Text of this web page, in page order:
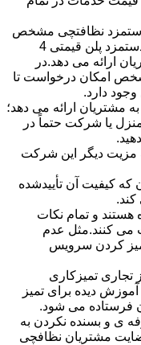
نظافتچی مشخص
کرده است.این شرکت برای تعیین دستمزد پلن قیمتی 4
به مشتریان ارائه می دهد.در
امکان درخواست تا
دارد.
خدمات 24 ساعته به مشتریان ارائه می دهد؛
یا شرکت حتماً در
مزیت دیگر این شرکت
کیفیت آن تأییدشده
هستند و تمام نکات
می کنند.مثل عدم
کردن سرویس
تجاری تمیزکاری
دیده برای تمیز
می شود.
ی و بسنده نکردن به
مشتریان نظافچی